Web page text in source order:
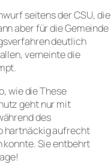
seitens der CSU, die
aber für die Gemeinde
deutlich
verneinte die
wie die These
geht nur mit
des
hartnäckig aufrecht
konnte. Sie entbehrt